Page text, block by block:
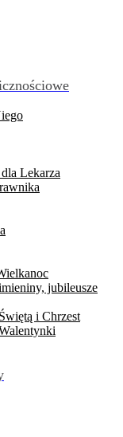
Lekarza
jubileusze
i Chrzest